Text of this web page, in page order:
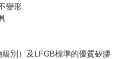
變形
別）及LFGB標準的優質矽膠